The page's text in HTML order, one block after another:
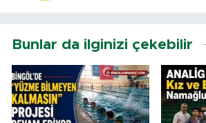
Bunlar da ilginizi çekebilir